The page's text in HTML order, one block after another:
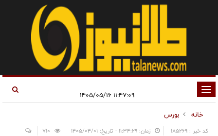
تغییر
وضعیت
ناوبری
۱۱:۴۷:۰۹ ۱۴۰۵/۰۵/۱۶
خانه
بورس
کد خبر : 185269 زمان: ۱۱:۳۴:۲۹ - تاریخ: ۱۴۰۵/۰۴/۰۱